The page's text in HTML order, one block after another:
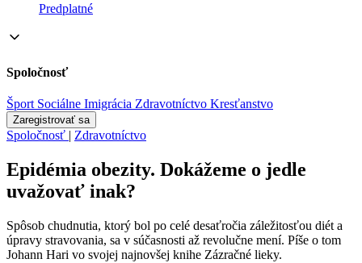
Predplatné
Spoločnosť
Šport Sociálne Imigrácia Zdravotníctvo Kresťanstvo
Zaregistrovať sa
Spoločnosť | Zdravotníctvo
Epidémia obezity. Dokážeme o jedle
uvažovať inak?
Spôsob chudnutia, ktorý bol po celé desaťročia záležitosťou diét a
úpravy stravovania, sa v súčasnosti až revolučne mení. Píše o tom
Johann Hari vo svojej najnovšej knihe Zázračné lieky.